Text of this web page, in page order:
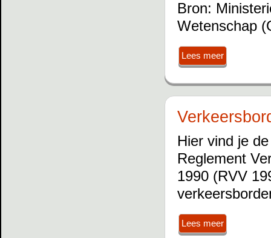
Bron:
Wetenschap
Lees meer
Hier vind je
Reglement
1990 (RVV
Lees meer